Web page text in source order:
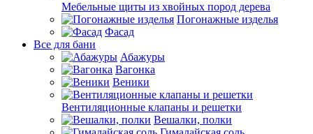
Мебельные щиты из хвойных пород дерева
Погонажные изделья
Фасад
Все для бани
Абажуры
Вагонка
Веники
Вентиляционные клапаны и решетки
Вешалки, полки